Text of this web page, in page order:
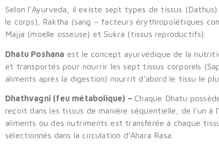
Selon l’Ayurveda, il existe sept types de tissus
le corps), Raktha (sang – facteurs érythropoïétiques
Majja (moelle osseuse) et Sukra (tissus reproductifs).
Dhatu Poshana est le concept ayurvédique de la
et transportés pour nourrir les sept tissus corporels
aliments après la digestion) nourrit d’abord le tissu le
Dhathvagni (feu métabolique) – Chaque Dhatu
reçoit dans les tissus de manière séquentielle, de l’un à
aliments ou des nutriments est transférée à chaque
sélectionnés dans la circulation d’Ahara Rasa.